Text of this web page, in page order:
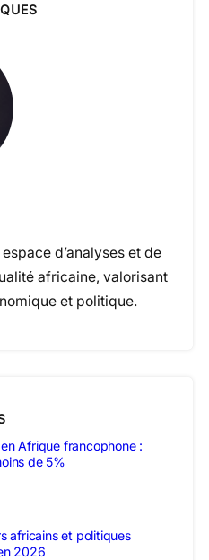
d’analyses et de
africaine, valorisant
et politique.
Afrique francophone :
de 5%
africains et politiques
2026